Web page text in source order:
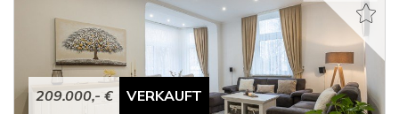
209.000,- € VERKAUFT